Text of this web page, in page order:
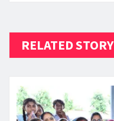
RELATED STORY